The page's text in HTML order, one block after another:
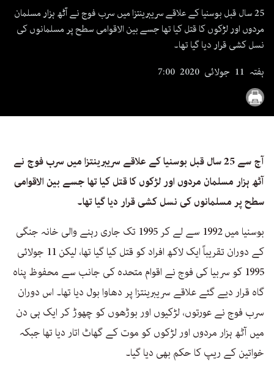
25 سال قبل بوسنیا کے علاقے سریبرینتزا میں سرب فوج نے آٹھ ہزار مسلمان
مردوں اور لڑکوں کا قتل کیا تھا جسے بین الاقوامی سطح پر مسلمانوں کی
نسل کشی قرار دیا گیا تھا۔
ہفتہ 11 جولائی 2020 7:00
آج سے 25 سال قبل بوسنیا کے علاقے سریبرینتزا میں سرب فوج نے
آٹھ ہزار مسلمان مردوں اور لڑکوں کا قتل کیا تھا جسے بین الاقوامی
سطح پر مسلمانوں کی نسل کشی قرار دیا گیا تھا۔
بوسنیا میں 1992 سے لے کر 1995 تک جاری رہنے والی خانہ جنگی
کے دوران تقریباً ایک لاکھ افراد کو قتل کیا گیا تھا، لیکن 11 جولائی
1995 کو سربیا کی فوج نے اقوام متحدہ کی جانب سے محفوظ پناہ
گاہ قرار دیے گئے علاقے سریبرینتزا پر دھاوا بول دیا تھا۔ اس دوران
سرب فوج نے عورتوں، لڑکیوں اور بوڑھوں کو چھوڑ کر ایک ہی دن
میں آٹھ ہزار مردوں اور لڑکوں کو موت کے گھاٹ اتار دیا تھا جبکہ
خواتین کے ریپ کا حکم بھی دیا گیا۔